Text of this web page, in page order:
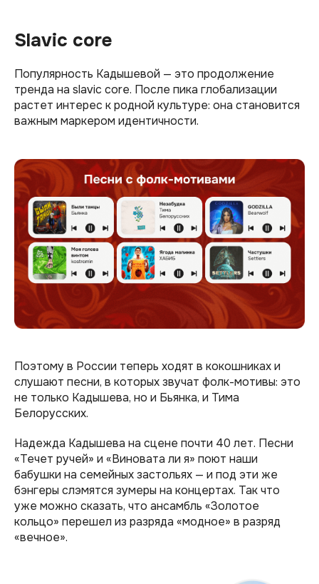
Slavic core
Популярность Кадышевой — это продолжение
тренда на slavic core. После пика глобализации
растет интерес к родной культуре: она становится
важным маркером идентичности.
Поэтому в России теперь ходят в кокошниках и
слушают песни, в которых звучат фолк-мотивы: это
не только Кадышева, но и Бьянка, и Тима
Белорусских.
Надежда Кадышева на сцене почти 40 лет. Песни
«Течет ручей» и «Виновата ли я» поют наши
бабушки на семейных застольях — и под эти же
бэнгеры слэмятся зумеры на концертах. Так что
уже можно сказать, что ансамбль «Золотое
кольцо» перешел из разряда «модное» в разряд
«вечное».